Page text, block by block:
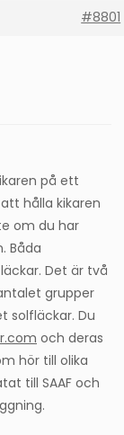
#8801
på ett
hålla kikaren
om du har
Båda
Det är två
grupper
solfläckar. Du
och deras
hör till olika
till SAAF och